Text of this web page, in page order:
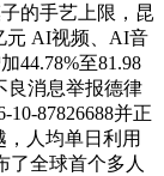
的手艺上限，昆
元 AI视频、AI音
44.78%至81.98
良消息举报德律
87826688并正
，人均单日利用
了全球首个多人